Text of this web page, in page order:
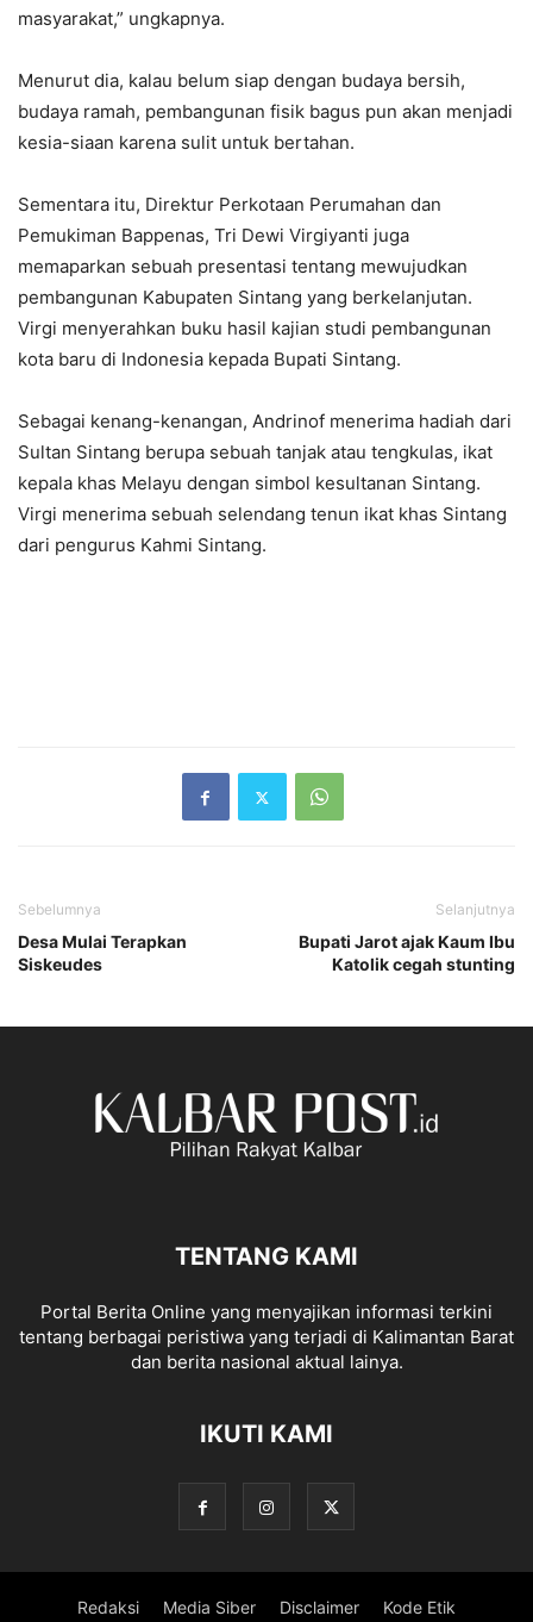
masyarakat,” ungkapnya.
Menurut dia, kalau belum siap dengan budaya bersih,
budaya ramah, pembangunan fisik bagus pun akan menjadi
kesia-siaan karena sulit untuk bertahan.
Sementara itu, Direktur Perkotaan Perumahan dan
Pemukiman Bappenas, Tri Dewi Virgiyanti juga
memaparkan sebuah presentasi tentang mewujudkan
pembangunan Kabupaten Sintang yang berkelanjutan.
Virgi menyerahkan buku hasil kajian studi pembangunan
kota baru di Indonesia kepada Bupati Sintang.
Sebagai kenang-kenangan, Andrinof menerima hadiah dari
Sultan Sintang berupa sebuah tanjak atau tengkulas, ikat
kepala khas Melayu dengan simbol kesultanan Sintang.
Virgi menerima sebuah selendang tenun ikat khas Sintang
dari pengurus Kahmi Sintang.
Sebelumnya
Desa Mulai Terapkan
Siskeudes
Selanjutnya
Bupati Jarot ajak Kaum Ibu
Katolik cegah stunting
TENTANG KAMI
Portal Berita Online yang menyajikan informasi terkini
tentang berbagai peristiwa yang terjadi di Kalimantan Barat
dan berita nasional aktual lainya.
IKUTI KAMI
Redaksi Media Siber Disclaimer Kode Etik